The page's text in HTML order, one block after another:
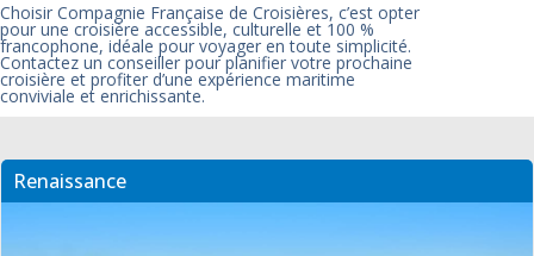
Choisir Compagnie Française de Croisières, c’est opter
pour une croisière accessible, culturelle et 100 %
francophone, idéale pour voyager en toute simplicité.
Contactez un conseiller pour planifier votre prochaine
croisière et profiter d’une expérience maritime
conviviale et enrichissante.
Renaissance